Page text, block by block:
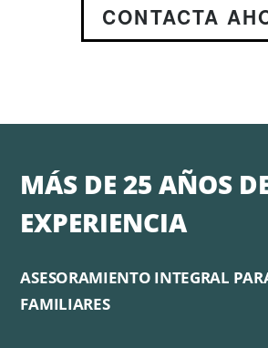
CONTACTA
MÁS DE 25 AÑOS
EXPERIENCIA
ASESORAMIENTO INTEGRAL
FAMILIARES